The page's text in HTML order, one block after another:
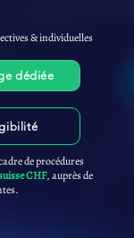
& individuelles
dédiée
de procédures
CHF, auprès de